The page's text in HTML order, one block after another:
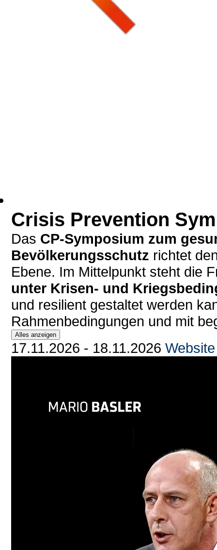
Crisis Prevention
Das CP-Symposium zum
Bevölkerungsschutz richtet
Ebene. Im Mittelpunkt steht die
unter Krisen- und
und resilient gestaltet werden
Rahmenbedingungen und mit
Alles anzeigen
17.11.2026 - 18.11.2026 Website